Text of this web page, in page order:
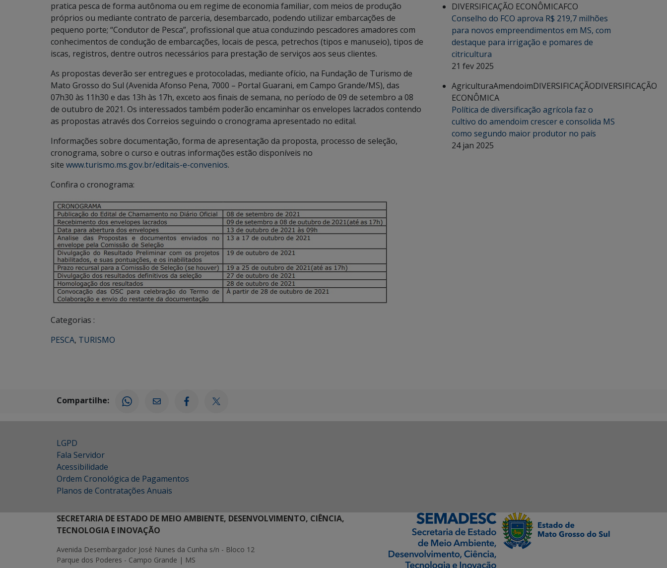
pratica pesca de forma autônoma ou em regime de economia familiar, com meios de produção
próprios ou mediante contrato de parceria, desembarcado, podendo utilizar embarcações de
pequeno porte; “Condutor de Pesca”, profissional que atua conduzindo pescadores amadores com
conhecimentos de condução de embarcações, locais de pesca, petrechos (tipos e manuseio), tipos de
iscas, registros, dentre outros necessários para prestação de serviços aos seus clientes.
As propostas deverão ser entregues e protocoladas, mediante ofício, na Fundação de Turismo de
Mato Grosso do Sul (Avenida Afonso Pena, 7000 – Portal Guarani, em Campo Grande/MS), das
07h30 às 11h30 e das 13h às 17h, exceto aos finais de semana, no período de 09 de setembro a 08
de outubro de 2021. Os interessados também poderão encaminhar os envelopes lacrados contendo
as propostas através dos Correios seguindo o cronograma apresentado no edital.
Informações sobre documentação, forma de apresentação da proposta, processo de seleção,
cronograma, sobre o curso e outras informações estão disponíveis no
site www.turismo.ms.gov.br/editais-e-convenios.
Confira o cronograma:
Categorias :
PESCA, TURISMO
DIVERSIFICAÇÃO ECONÔMICAFCO
Conselho do FCO aprova R$ 219,7 milhões
para novos empreendimentos em MS, com
destaque para irrigação e pomares de
citricultura
21 fev 2025
AgriculturaAmendoimDIVERSIFICAÇÃODIVERSIFICAÇÃO
ECONÔMICA
Política de diversificação agrícola faz o
cultivo do amendoim crescer e consolida MS
como segundo maior produtor no país
24 jan 2025
Compartilhe:
LGPD
Fala Servidor
Acessibilidade
Ordem Cronológica de Pagamentos
Planos de Contratações Anuais
SECRETARIA DE ESTADO DE MEIO AMBIENTE, DESENVOLVIMENTO, CIÊNCIA,
TECNOLOGIA E INOVAÇÃO
Avenida Desembargador José Nunes da Cunha s/n - Bloco 12
Parque dos Poderes - Campo Grande | MS